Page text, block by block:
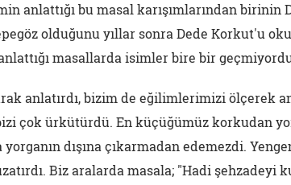
anlattığı bu masal karışımlarından
olduğunu yıllar sonra Dede Korkut'u
masallarda isimler bire bir
anlatırdı, bizim de eğilimlerimizi ölçerek
çok ürkütürdü. En küçüğümüz korkudan
yorganın dışına çıkarmadan edemezdi.
Biz aralarda masala; "Hadi